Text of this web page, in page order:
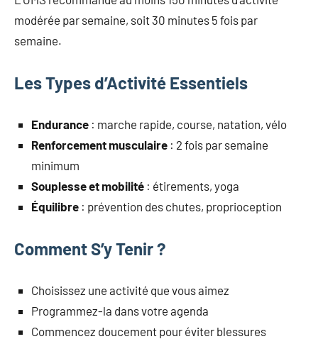
modérée par semaine, soit 30 minutes 5 fois par
semaine.
Les Types d’Activité Essentiels
Endurance : marche rapide, course, natation, vélo
Renforcement musculaire : 2 fois par semaine
minimum
Souplesse et mobilité : étirements, yoga
Équilibre : prévention des chutes, proprioception
Comment S’y Tenir ?
Choisissez une activité que vous aimez
Programmez-la dans votre agenda
Commencez doucement pour éviter blessures